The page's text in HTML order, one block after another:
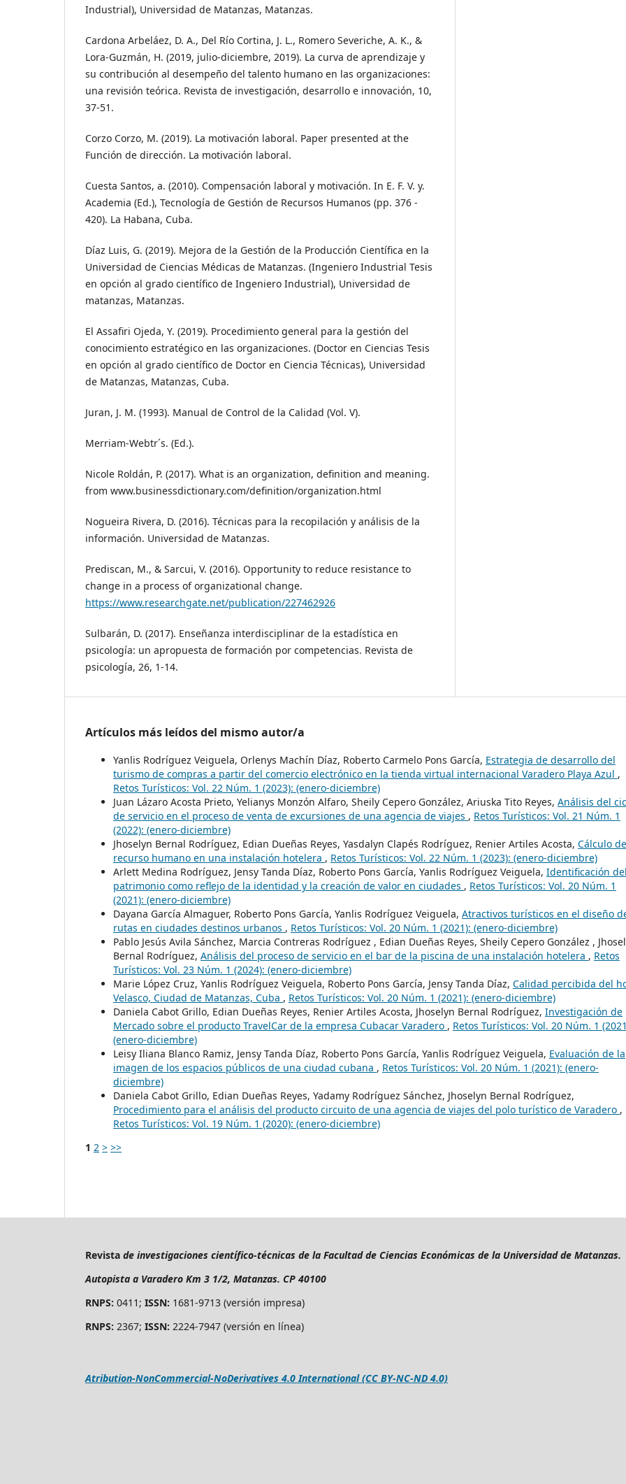
Industrial), Universidad de Matanzas, Matanzas.
Cardona Arbeláez, D. A., Del Río Cortina, J. L., Romero Severiche, A. K., &
Lora-Guzmán, H. (2019, julio-diciembre, 2019). La curva de aprendizaje y
su contribución al desempeño del talento humano en las organizaciones:
una revisión teórica. Revista de investigación, desarrollo e innovación, 10,
37-51.
Corzo Corzo, M. (2019). La motivación laboral. Paper presented at the
Función de dirección. La motivación laboral.
Cuesta Santos, a. (2010). Compensación laboral y motivación. In E. F. V. y.
Academia (Ed.), Tecnología de Gestión de Recursos Humanos (pp. 376 -
420). La Habana, Cuba.
Díaz Luis, G. (2019). Mejora de la Gestión de la Producción Científica en la
Universidad de Ciencias Médicas de Matanzas. (Ingeniero Industrial Tesis
en opción al grado científico de Ingeniero Industrial), Universidad de
matanzas, Matanzas.
El Assafiri Ojeda, Y. (2019). Procedimiento general para la gestión del
conocimiento estratégico en las organizaciones. (Doctor en Ciencias Tesis
en opción al grado científico de Doctor en Ciencia Técnicas), Universidad
de Matanzas, Matanzas, Cuba.
Juran, J. M. (1993). Manual de Control de la Calidad (Vol. V).
Merriam-Webtr´s. (Ed.).
Nicole Roldán, P. (2017). What is an organization, definition and meaning.
from www.businessdictionary.com/definition/organization.html
Nogueira Rivera, D. (2016). Técnicas para la recopilación y análisis de la
información. Universidad de Matanzas.
Prediscan, M., & Sarcui, V. (2016). Opportunity to reduce resistance to
change in a process of organizational change.
https://www.researchgate.net/publication/227462926
Sulbarán, D. (2017). Enseñanza interdisciplinar de la estadística en
psicología: un apropuesta de formación por competencias. Revista de
psicología, 26, 1-14.
Artículos más leídos del mismo autor/a
Yanlis Rodríguez Veiguela, Orlenys Machín Díaz, Roberto Carmelo Pons García, Estrategia de desarrollo del
turismo de compras a partir del comercio electrónico en la tienda virtual internacional Varadero Playa Azul ,
Retos Turísticos: Vol. 22 Núm. 1 (2023): (enero-diciembre)
Juan Lázaro Acosta Prieto, Yelianys Monzón Alfaro, Sheily Cepero González, Ariuska Tito Reyes, Análisis del
de servicio en el proceso de venta de excursiones de una agencia de viajes , Retos Turísticos: Vol. 21 Núm. 1
(2022): (enero-diciembre)
Jhoselyn Bernal Rodríguez, Edian Dueñas Reyes, Yasdalyn Clapés Rodríguez, Renier Artiles Acosta, Cálculo
recurso humano en una instalación hotelera , Retos Turísticos: Vol. 22 Núm. 1 (2023): (enero-diciembre)
Arlett Medina Rodríguez, Jensy Tanda Díaz, Roberto Pons García, Yanlis Rodríguez Veiguela, Identificación del
patrimonio como reflejo de la identidad y la creación de valor en ciudades , Retos Turísticos: Vol. 20 Núm. 1
(2021): (enero-diciembre)
Dayana García Almaguer, Roberto Pons García, Yanlis Rodríguez Veiguela, Atractivos turísticos en el diseño
rutas en ciudades destinos urbanos , Retos Turísticos: Vol. 20 Núm. 1 (2021): (enero-diciembre)
Pablo Jesús Avila Sánchez, Marcia Contreras Rodríguez , Edian Dueñas Reyes, Sheily Cepero González ,
Bernal Rodríguez, Análisis del proceso de servicio en el bar de la piscina de una instalación hotelera , Retos
Turísticos: Vol. 23 Núm. 1 (2024): (enero-diciembre)
Marie López Cruz, Yanlis Rodríguez Veiguela, Roberto Pons García, Jensy Tanda Díaz, Calidad percibida del
Velasco, Ciudad de Matanzas, Cuba , Retos Turísticos: Vol. 20 Núm. 1 (2021): (enero-diciembre)
Daniela Cabot Grillo, Edian Dueñas Reyes, Renier Artiles Acosta, Jhoselyn Bernal Rodríguez, Investigación de
Mercado sobre el producto TravelCar de la empresa Cubacar Varadero , Retos Turísticos: Vol. 20 Núm. 1
(enero-diciembre)
Leisy Iliana Blanco Ramiz, Jensy Tanda Díaz, Roberto Pons García, Yanlis Rodríguez Veiguela, Evaluación de la
imagen de los espacios públicos de una ciudad cubana , Retos Turísticos: Vol. 20 Núm. 1 (2021): (enero-
diciembre)
Daniela Cabot Grillo, Edian Dueñas Reyes, Yadamy Rodríguez Sánchez, Jhoselyn Bernal Rodríguez,
Procedimiento para el análisis del producto circuito de una agencia de viajes del polo turístico de Varadero ,
Retos Turísticos: Vol. 19 Núm. 1 (2020): (enero-diciembre)
1 2 > >>
Revista de investigaciones científico-técnicas de la Facultad de Ciencias Económicas de la Universidad de Matanzas.
Autopista a Varadero Km 3 1/2, Matanzas. CP 40100
RNPS: 0411; ISSN: 1681-9713 (versión impresa)
RNPS: 2367; ISSN: 2224-7947 (versión en línea)
Atribution-NonCommercial-NoDerivatives 4.0 International (CC BY-NC-ND 4.0)